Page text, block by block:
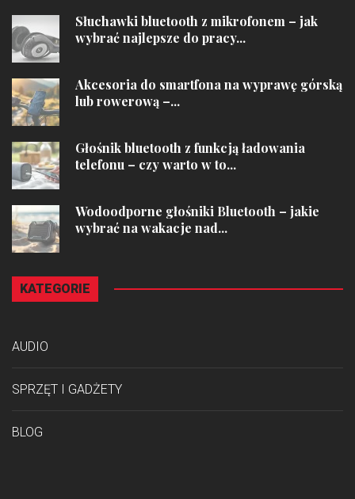
Słuchawki bluetooth z mikrofonem – jak
wybrać najlepsze do pracy...
Akcesoria do smartfona na wyprawę górską
lub rowerową –...
Głośnik bluetooth z funkcją ładowania
telefonu – czy warto w to...
Wodoodporne głośniki Bluetooth – jakie
wybrać na wakacje nad...
KATEGORIE
AUDIO
SPRZĘT I GADŻETY
BLOG